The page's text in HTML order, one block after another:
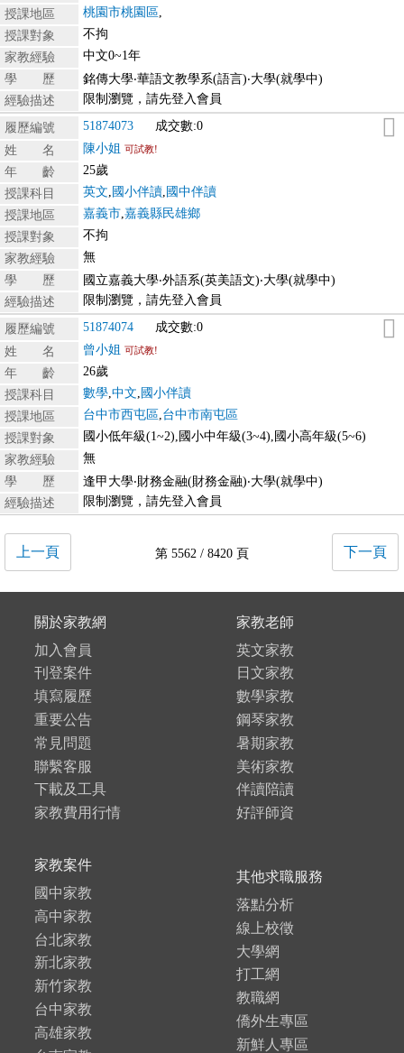
授課地區
桃園市桃園區
授課對象
不拘
家教經驗
中文0~1年
學 歷
銘傳大學‧華語文教學系(語言)‧大學(就學中)
經驗描述
限制瀏覽，請先登入會員
履歷編號 51874073
成交數:0
姓 名
陳小姐 可試教!
年 齡
25歲
授課科目
英文 國小伴讀 國中伴讀
授課地區
嘉義市 嘉義縣民雄鄉
授課對象
不拘
家教經驗
無
學 歷
國立嘉義大學‧外語系(英美語文)‧大學(就學中)
經驗描述
限制瀏覽，請先登入會員
履歷編號 51874074
成交數:0
姓 名
曾小姐 可試教!
年 齡
26歲
授課科目
數學 中文 國小伴讀
授課地區
台中市西屯區 台中市南屯區
授課對象
國小低年級(1~2),國小中年級(3~4),國小高年級(5~6)
家教經驗
無
學 歷
逢甲大學‧財務金融(財務金融)‧大學(就學中)
經驗描述
限制瀏覽，請先登入會員
上一頁 第 5562 / 8420 頁 下一頁
關於家教網
加入會員
刊登案件
填寫履歷
重要公告
常見問題
聯繫客服
下載及工具
家教費用行情
家教老師
英文家教
日文家教
數學家教
鋼琴家教
暑期家教
美術家教
伴讀陪讀
好評師資
家教案件
國中家教
高中家教
台北家教
新北家教
新竹家教
台中家教
高雄家教
其他求職服務
落點分析
線上校徵
大學網
打工網
教職網
僑外生專區
新鮮人專區